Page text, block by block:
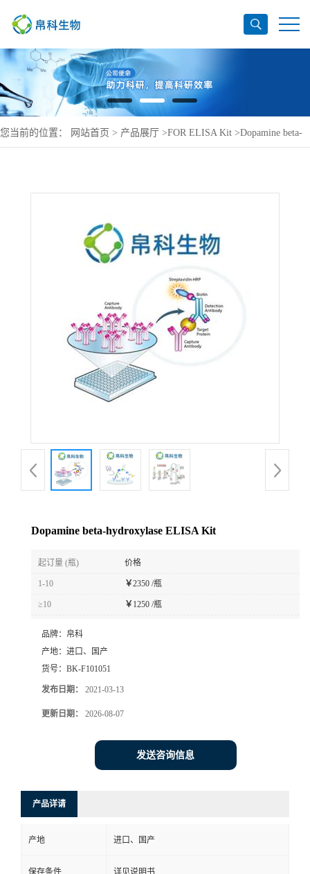
您当前的位置： 网站首页 > 产品展厅 >FOR ELISA Kit >Dopamine beta-
Dopamine beta-hydroxylase ELISA Kit
起订量 (瓶) 价格
1-10 ￥2350 /瓶
≥10 ￥ 1250 /瓶
品牌： 帛科
产地： 进口、国产
货号： BK-F101051
发布日期： 2021-03-13
更新日期： 2026-08-07
发送咨询信息
产品详请
产地 进口、国产
保存条件 详见说明书